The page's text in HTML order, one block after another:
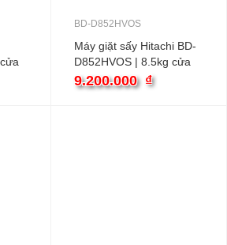
BD-D852HVOS
Máy giặt sấy Hitachi BD-
D852HVOS | 8.5kg cửa
ngang inverter
9.200.000 ₫